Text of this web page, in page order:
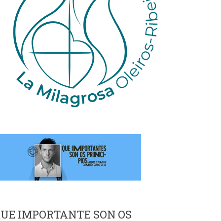
IMPORTANTE SON OS